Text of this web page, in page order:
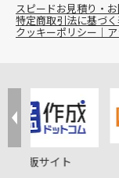
スピードお見積り・
特定商取引法に基づ
クッキーポリシー
鑑通販サイト